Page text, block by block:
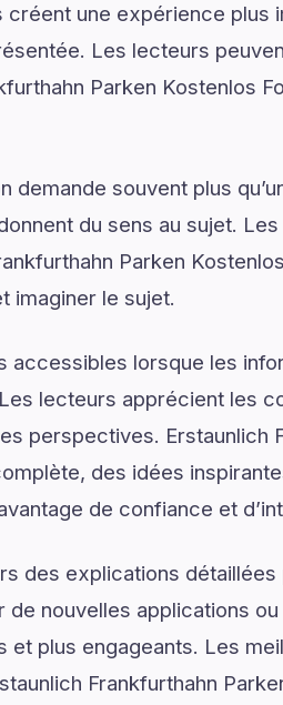
créent une expérience plus
Les lecteurs
Parken Kostenlos
demande souvent plus
du sens au sujet.
Parken
imaginer le sujet.
accessibles lorsque les
lecteurs apprécient les
perspectives. Erstaunlich
des idées
de confiance et
des explications
de nouvelles applications
plus engageants. Les
Frankfurthahn